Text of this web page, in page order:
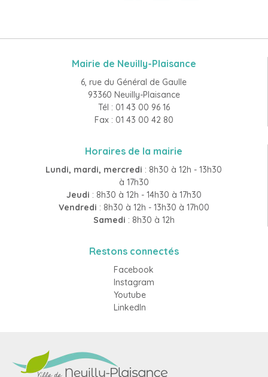
Mairie de Neuilly-Plaisance
6, rue du Général de Gaulle
93360 Neuilly-Plaisance
Tél : 01 43 00 96 16
Fax : 01 43 00 42 80
Horaires de la mairie
Lundi, mardi, mercredi : 8h30 à 12h - 13h30
à 17h30
Jeudi : 8h30 à 12h - 14h30 à 17h30
Vendredi : 8h30 à 12h - 13h30 à 17h00
Samedi : 8h30 à 12h
Restons connectés
Facebook
Instagram
Youtube
LinkedIn